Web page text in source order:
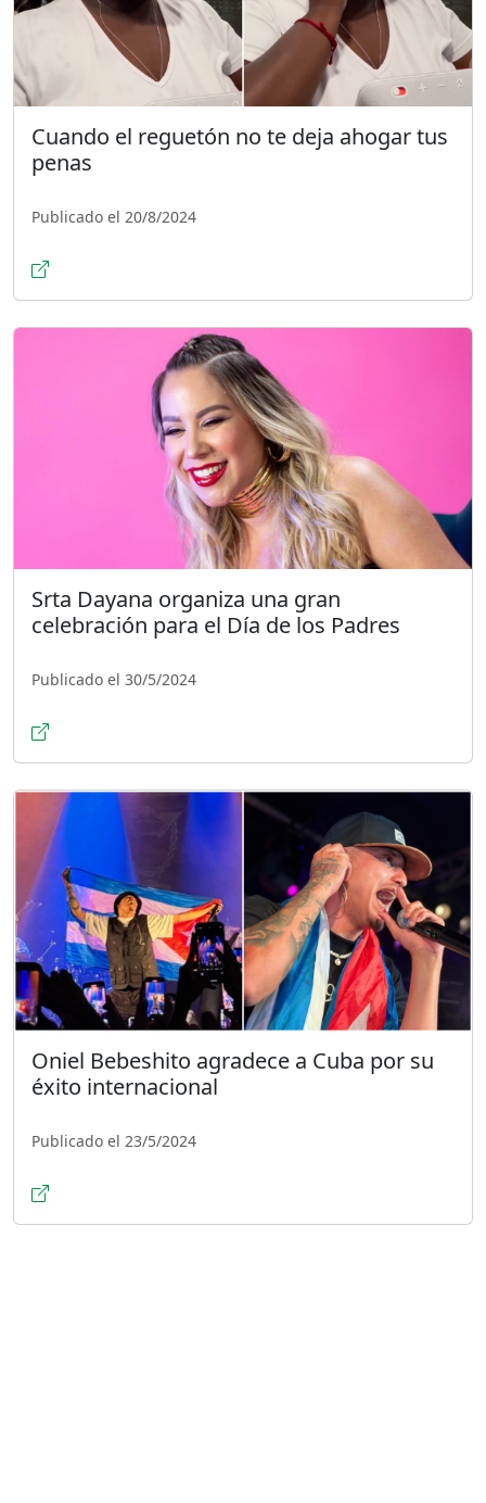
Cuando el reguetón no te deja ahogar tus
penas
Publicado el 20/8/2024
Srta Dayana organiza una gran
celebración para el Día de los Padres
Publicado el 30/5/2024
Oniel Bebeshito agradece a Cuba por su
éxito internacional
Publicado el 23/5/2024